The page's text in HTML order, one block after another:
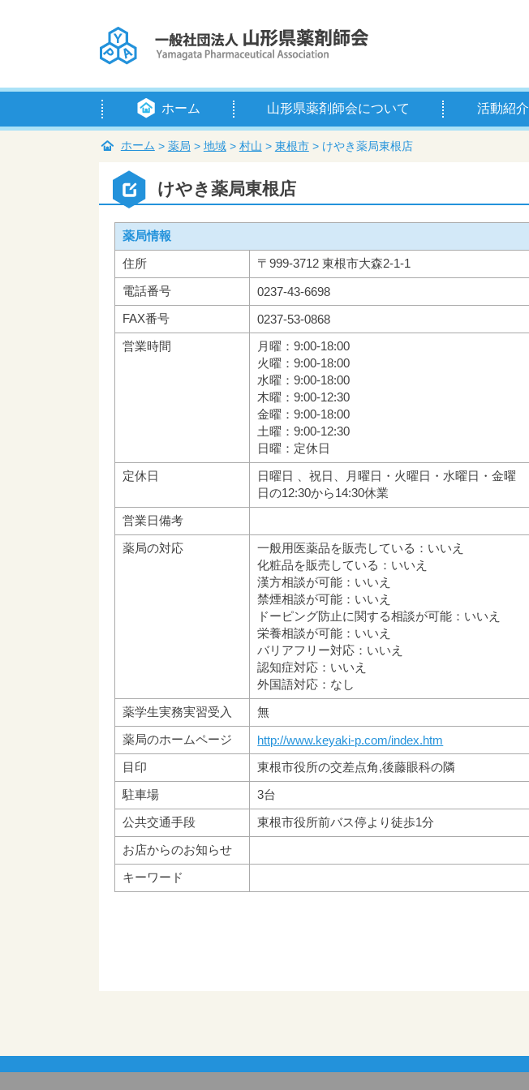
ホーム 山形県薬剤師会について
会長挨拶
定款
例規等
組織・役員
賛助会員
入会のご案内
アクセス
活動紹介
ホーム > 薬局 > 地域> 村山 > 東根市> けやき薬局東根店
けやき薬局東根店
薬局情報
住所
〒999-3712 東根市大森2-1-1
電話番号
0237-43-6698
FAX番号
0237-53-0868
営業時間
月曜：9:00-18:00
火曜：9:00-18:00
水曜：9:00-18:00
木曜：9:00-12:30
金曜：9:00-18:00
土曜：9:00-12:30
日曜：定休日
定休日
日曜日 、祝日、月曜日・火曜日・水曜日・金曜
日の12:30から14:30休業
営業日備考
薬局の対応
一般用医薬品を販売している：いいえ
化粧品を販売している：いいえ
漢方相談が可能：いいえ
禁煙相談が可能：いいえ
ドーピング防止に関する相談が可能：いいえ
栄養相談が可能：いいえ
バリアフリー対応：いいえ
認知症対応：いいえ
外国語対応：なし
薬学生実務実習受入
無
薬局のホームページ
http://www.keyaki-p.com/index.htm
目印
東根市役所の交差点角,後藤眼科の隣
駐車場
3台
公共交通手段
東根市役所前バス停より徒歩1分
お店からのお知らせ
キーワード